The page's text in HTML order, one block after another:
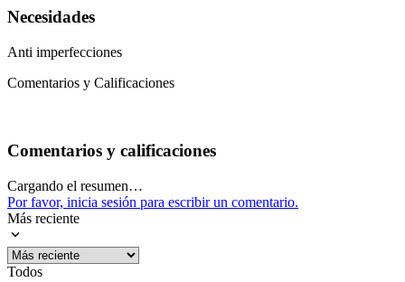
Necesidades
Anti imperfecciones
Comentarios y Calificaciones
Comentarios y calificaciones
Cargando el resumen…
Por favor, inicia sesión para escribir un comentario.
Más reciente
Todos